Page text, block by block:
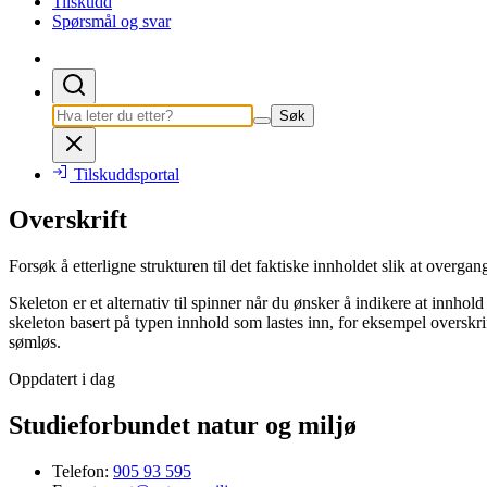
Spørsmål og svar
Søk
Tilskuddsportal
Overskrift
Forsøk å etterligne strukturen til det faktiske innholdet slik at
Skeleton er et alternativ til spinner når du ønsker å indikere at
skeleton basert på typen innhold som lastes inn, for eksempel
sømløs.
Oppdatert i dag
Studieforbundet natur og miljø
Telefon: 905 93 595